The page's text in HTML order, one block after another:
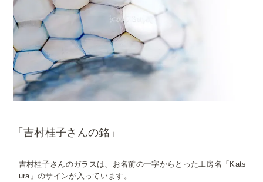
「吉村桂子さんの銘」
吉村桂子さんのガラスは、お名前の一字からとった工房名「Kats
ura」のサインが入っています。